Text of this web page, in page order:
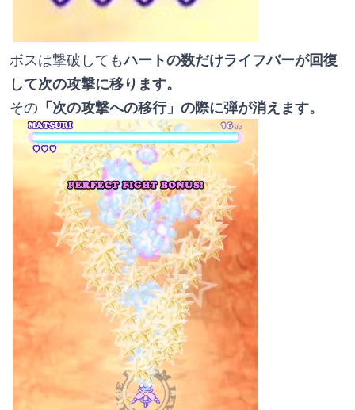
ボスは撃破してもハートの数だけライフバーが回復
して次の攻撃に移ります。
その 「次の攻撃への移行」の際に弾が消えます。